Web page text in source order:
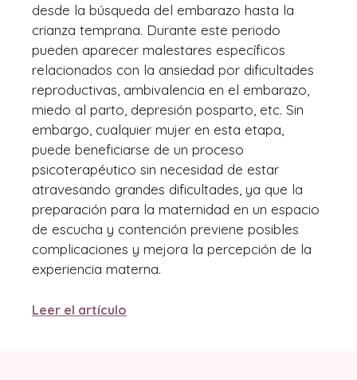
desde la búsqueda del embarazo hasta la
crianza temprana. Durante este periodo
pueden aparecer malestares específicos
relacionados con la ansiedad por dificultades
reproductivas, ambivalencia en el embarazo,
miedo al parto, depresión posparto, etc. Sin
embargo, cualquier mujer en esta etapa,
puede beneficiarse de un proceso
psicoterapéutico sin necesidad de estar
atravesando grandes dificultades, ya que la
preparación para la maternidad en un espacio
de escucha y contención previene posibles
complicaciones y mejora la percepción de la
experiencia materna.
Leer el artículo